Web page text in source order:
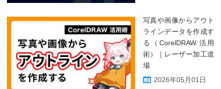
写真や画像からアウト
ラインデータを作成す
る（CorelDRAW 活用
術）｜レーザー加工道
場
2026年05月01日